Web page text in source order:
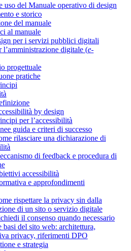
uso del Manuale operativo di design
e storico
del manuale
al manuale
per i servizi pubblici digitali
l’amministrazione digitale (e-
progettuale
pratiche
by design
per l’accessibilità
guida e criteri di successo
rilasciare una dichiarazione di
di feedback e procedura di
accessibilità
e approfondimenti
rispettare la privacy sin dalla
di un sito o servizio digitale
il consenso quando necessario
basi del sito web: architettura,
privacy, riferimenti DPO
e strategia